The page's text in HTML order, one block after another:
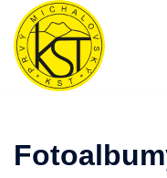
Preskočiť
obsah